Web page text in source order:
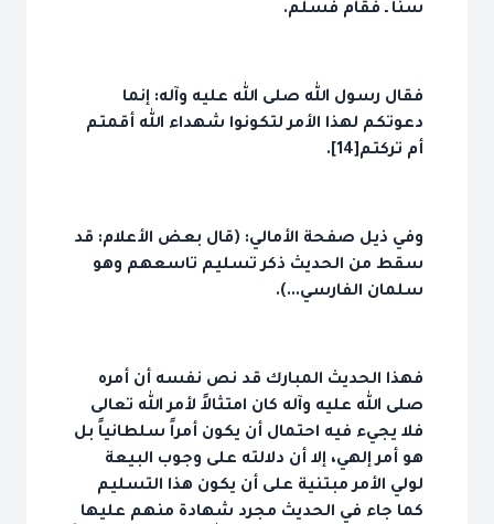
سناً ـ فقام فسلم.
فقال رسول الله صلى الله عليه وآله: إنما
دعوتكم لهذا الأمر لتكونوا شهداء الله أقمتم
أم تركتم[14].
وفي ذيل صفحة الأمالي: (قال بعض الأعلام: قد
سقط من الحديث ذكر تسليم تاسعهم وهو
سلمان الفارسي...).
فهذا الحديث المبارك قد نص نفسه أن أمره
صلى الله عليه وآله كان امتثالاً لأمر الله تعالى
فلا يجيء فيه احتمال أن يكون أمراً سلطانياً بل
هو أمر إلهي، إلا أن دلالته على وجوب البيعة
لولي الأمر مبتنية على أن يكون هذا التسليم
كما جاء في الحديث مجرد شهادة منهم عليها